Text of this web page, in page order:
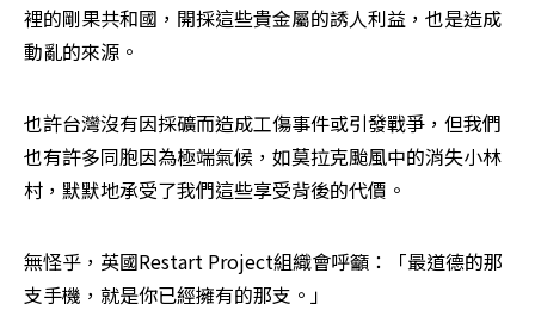
裡的剛果共和國，開採這些貴金屬的誘人利益，也是造成
動亂的來源。
也許台灣沒有因採礦而造成工傷事件或引發戰爭，但我們
也有許多同胞因為極端氣候，如莫拉克颱風中的消失小林
村，默默地承受了我們這些享受背後的代價。
無怪乎，英國Restart Project組織會呼籲：「最道德的那
支手機，就是你已經擁有的那支。」